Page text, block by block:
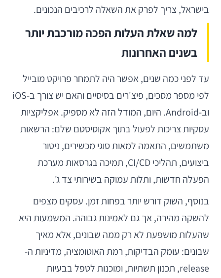
בישראל, צריך לפרק את השאלה לרכיבים הנכונים.
למה שאלת העלות הפכה מורכבת יותר
בשנים האחרונות
עד לפני כמה שנים, אפשר היה לתמחר פרויקט מובייל
לפי מספר מסכים, פיצ'רים בסיסיים והאם יש צורך ב-iOS
וב-Android. היום, המודל הזה לא מספיק. אפליקציות
עסקיות צריכות לפעול בתוך אקוסיסטם שלם: הרשאות
משתמשים, התאמה למאות סוגי מכשירים, ניטור
ביצועים, תהליכי CI/CD, תמיכה בגרסאות מערכת
הפעלה חדשות, ותלות עמוקה בשירותי צד ג'.
בנוסף, השוק דורש יותר בפחות זמן. עסקים מצפים
להשקה מהירה, אך גם לאמינות גבוהה. המשמעות היא
שהעלות מושפעת לא רק ממה שבונים, אלא מאיך
שבונים: עומק הבדיקות, רמת האוטומציה, מדיניות ה-
release, תכנון תשתיות, ומוכנות לטפל בבעיות